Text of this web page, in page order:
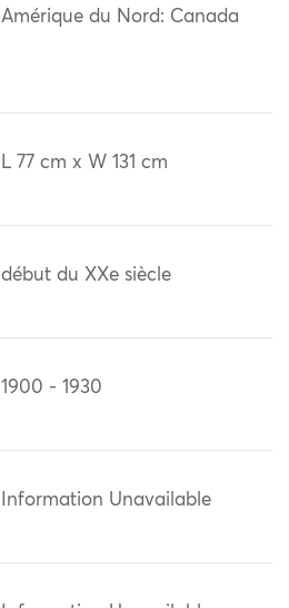
Amérique du Nord: Canada
L 77 cm x W 131 cm
début du XXe siècle
1900 - 1930
Information Unavailable